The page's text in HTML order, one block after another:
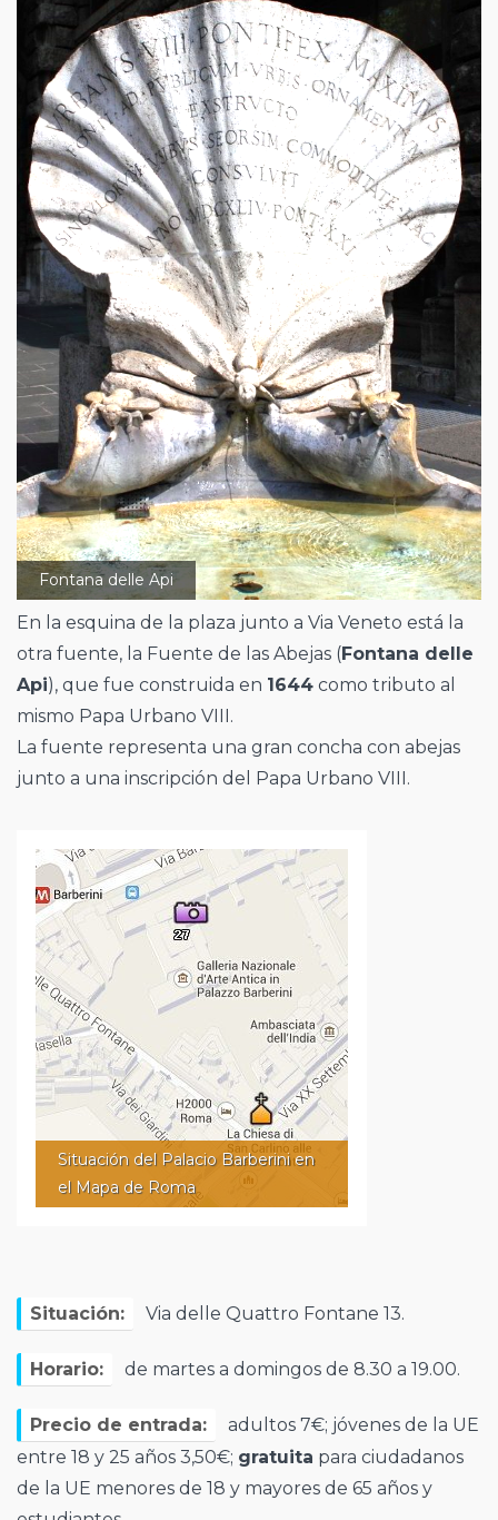
Fontana delle Api
En la esquina de la plaza junto a Via Veneto está la
otra fuente, la Fuente de las Abejas (Fontana delle
Api), que fue construida en 1644 como tributo al
mismo Papa Urbano VIII.
La fuente representa una gran concha con abejas
junto a una inscripción del Papa Urbano VIII.
Situación del Palacio Barberini en
el Mapa de Roma
Situación: Via delle Quattro Fontane 13.
Horario: de martes a domingos de 8.30 a 19.00.
Precio de entrada:
adultos 7€; jóvenes de la UE
entre 18 y 25 años 3,50€; gratuita para ciudadanos
de la UE menores de 18 y mayores de 65 años y